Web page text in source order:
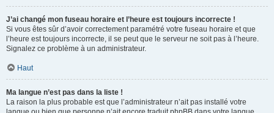
J’ai changé mon fuseau horaire et l’heure est toujours incorrecte !
Si vous êtes sûr d’avoir correctement paramétré votre fuseau horaire et que
l’heure est toujours incorrecte, il se peut que le serveur ne soit pas à l’heure.
Signalez ce problème à un administrateur.
Haut
Ma langue n’est pas dans la liste !
La raison la plus probable est que l’administrateur n’ait pas installé votre